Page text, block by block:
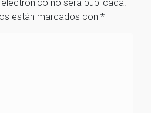
no será publicada.
están marcados con *